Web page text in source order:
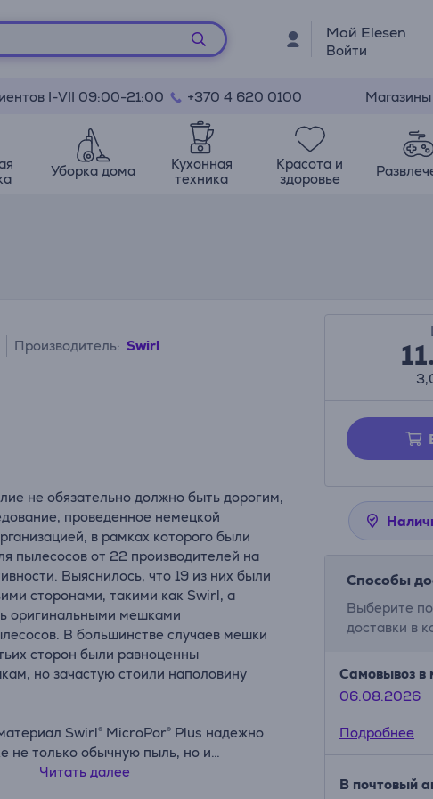
Мой Elesen
Войти
I-VII 09:00-21:00 +370 4 620 0100 Магазины
Уборка дома
Кухонная
техника
Красота и
здоровье
Производитель: Swirl
не обязательно должно быть дорогим,
проведенное немецкой
в рамках которого были
пылесосов от 22 производителей на
Выяснилось, что 19 из них были
сторонами, такими как Swirl, а
оригинальными мешками
В большинстве случаев мешки
сторон были равноценны
но зачастую стоили наполовину
Swirl® MicroPor® Plus надежно
не только обычную пыль, но и
содержащую пыльцу, споры
Читать далее
Способы
Выберите
доставки в
Самовывоз в
06.08.2026
Подробнее
В почтовый